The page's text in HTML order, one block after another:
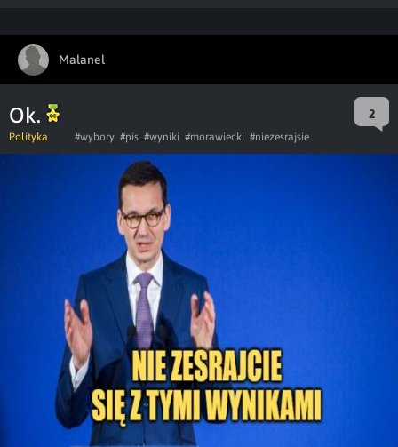
Malanel
Ok. 2
Polityka #wybory #pis #wyniki #morawiecki #niezesrajsie